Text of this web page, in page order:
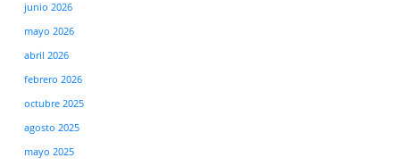
junio 2026
mayo 2026
abril 2026
febrero 2026
octubre 2025
agosto 2025
mayo 2025